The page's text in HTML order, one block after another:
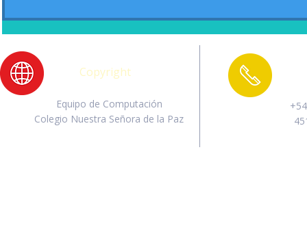
Ciclo 2020
Primaria y
Copyright
Equipo de Computación
Colegio Nuestra Señora de la Paz